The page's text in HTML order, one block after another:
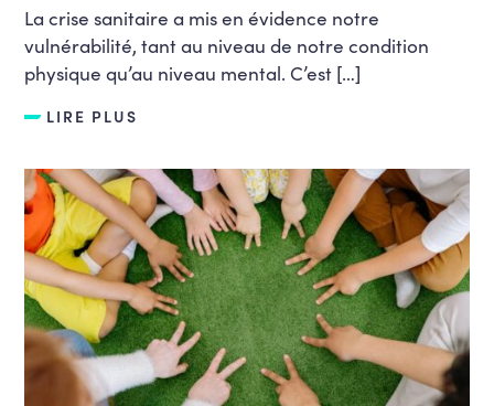
La crise sanitaire a mis en évidence notre
vulnérabilité, tant au niveau de notre condition
physique qu’au niveau mental. C’est […]
LIRE PLUS